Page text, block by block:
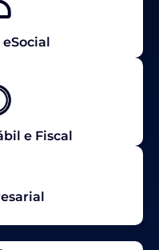
eSocial
e Fiscal